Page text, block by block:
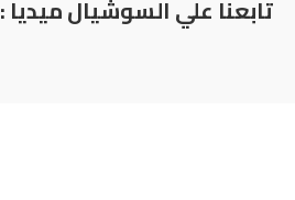
تابعنا علي السوشيال ميديا :